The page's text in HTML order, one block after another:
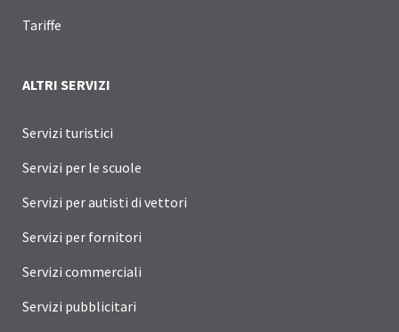
Tariffe
ALTRI SERVIZI
Servizi turistici
Servizi per le scuole
Servizi per autisti di vettori
Servizi per fornitori
Servizi commerciali
Servizi pubblicitari